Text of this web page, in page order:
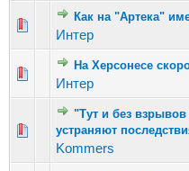
Как на "Артека"
Интер
Голосов: 2 - Средняя
1 2345
На Херсонесе
Интер
Голосов: 2 - Средняя
12345
"Тут и без
устраняют
Kommers
Голосов: 2 - Средняя
12345